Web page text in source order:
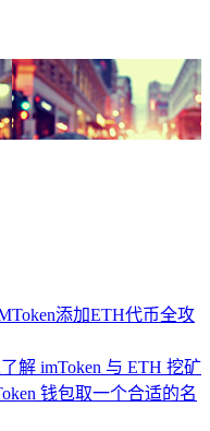
添加ETH代币全攻
解 imToken 与 ETH 挖矿
钱包取一个合适的名